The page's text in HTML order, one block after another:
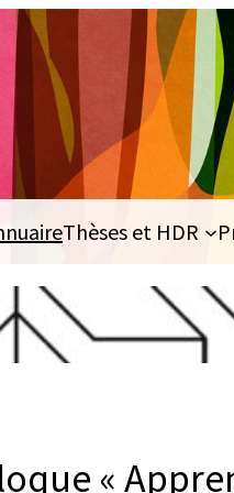
Thèses et HDR
«